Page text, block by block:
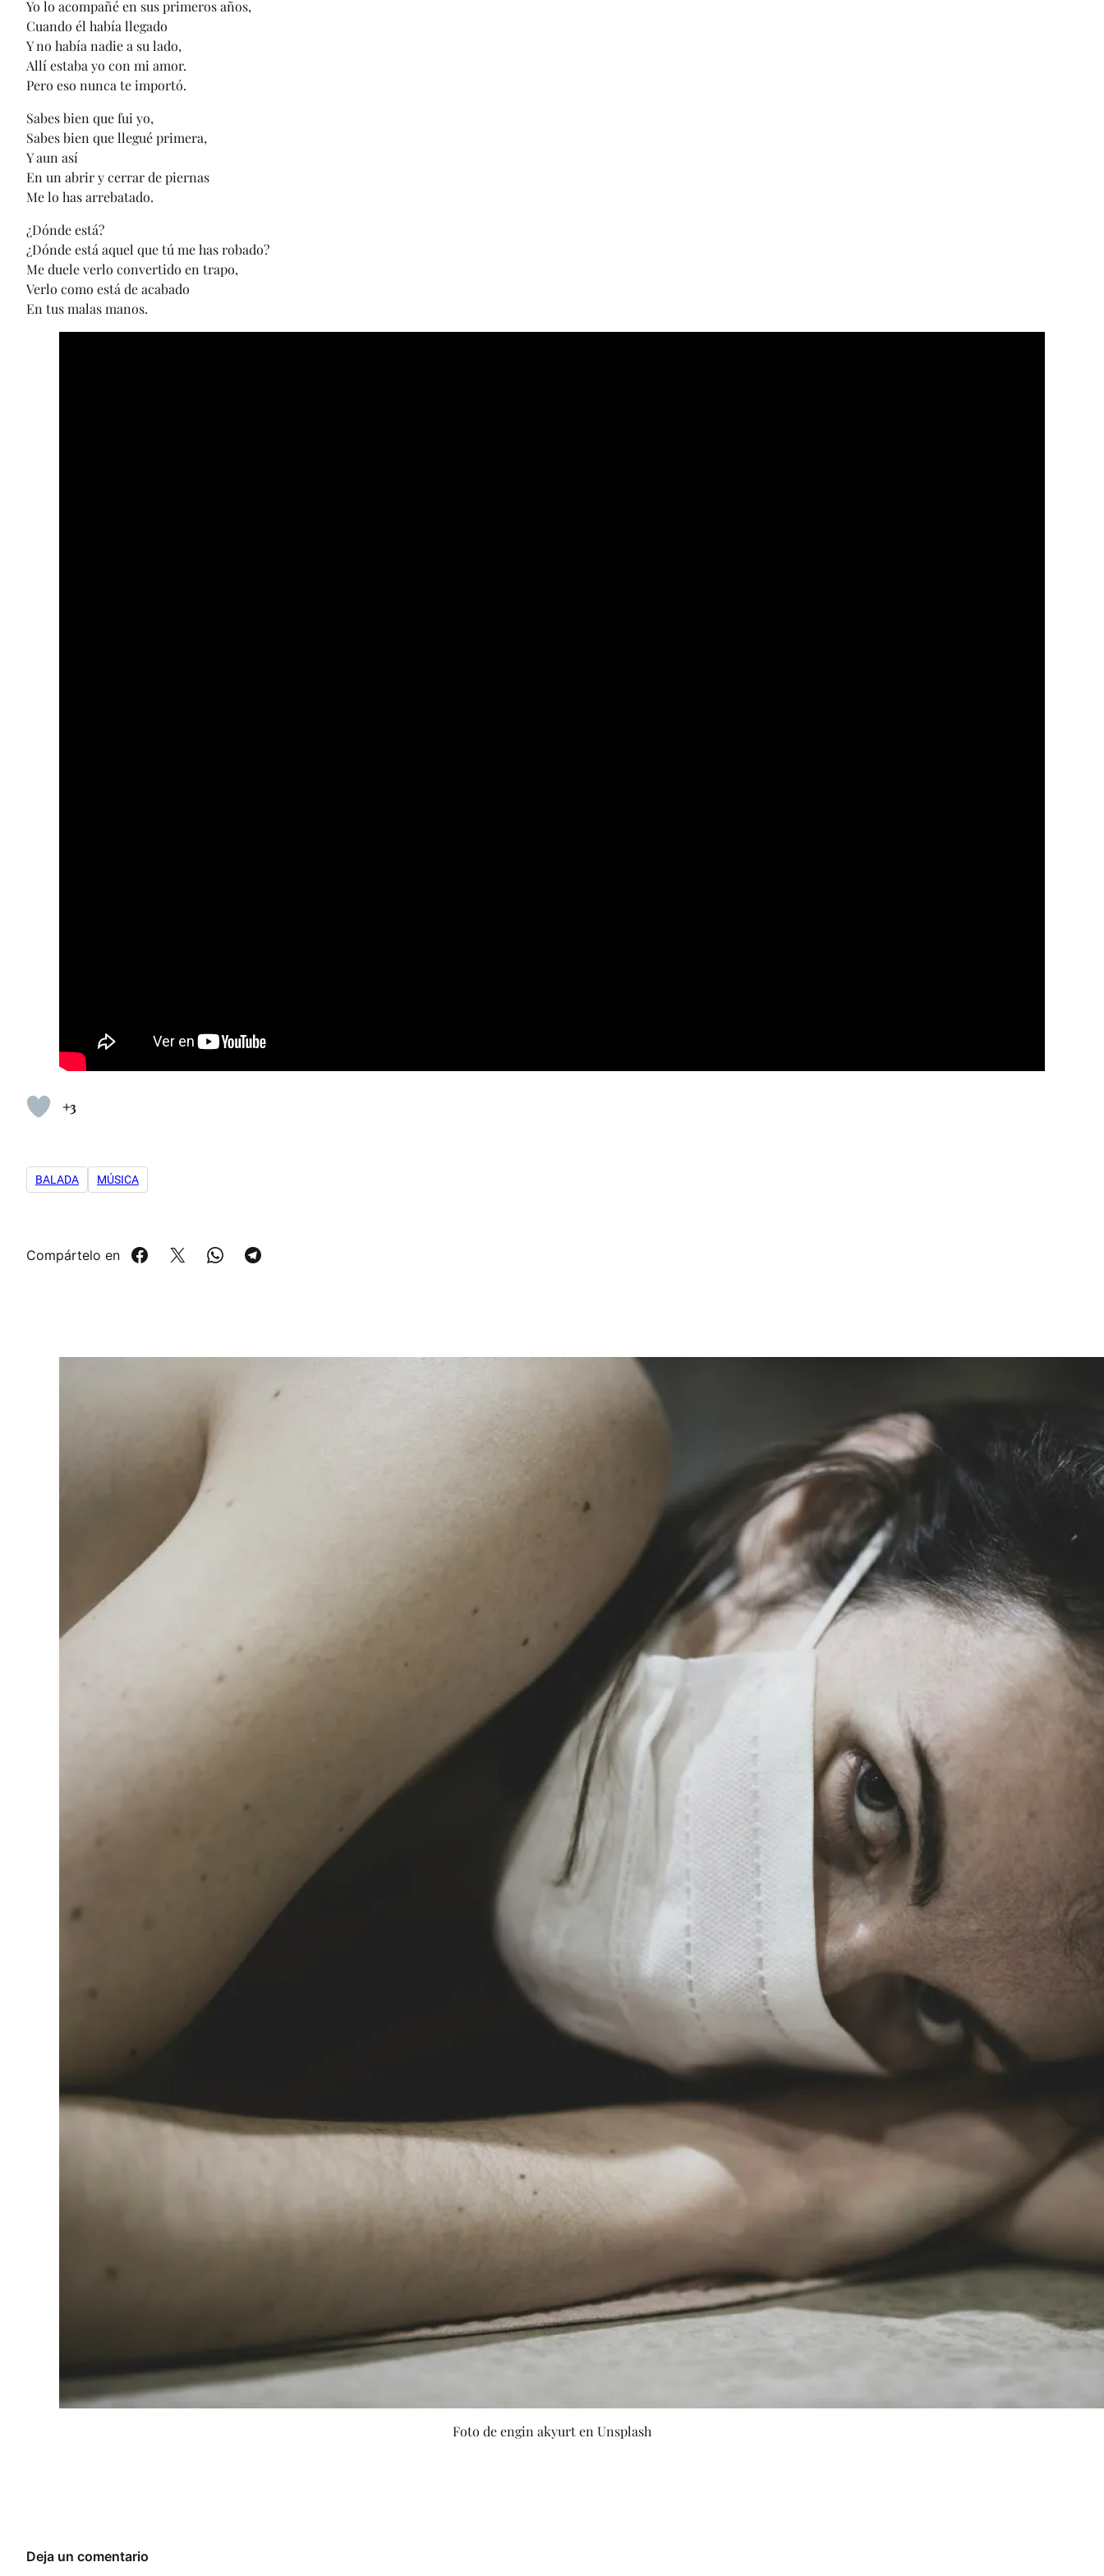
Yo lo acompañé en sus primeros años,
Cuando él había llegado
Y no había nadie a su lado,
Allí estaba yo con mi amor.
Pero eso nunca te importó.
Sabes bien que fui yo,
Sabes bien que llegué primera,
Y aun así
En un abrir y cerrar de piernas
Me lo has arrebatado.
¿Dónde está?
¿Dónde está aquel que tú me has robado?
Me duele verlo convertido en trapo,
Verlo como está de acabado
En tus malas manos.
+3
BALADA MÚSICA
Compártelo en
Foto de engin akyurt en Unsplash
Deja un comentario